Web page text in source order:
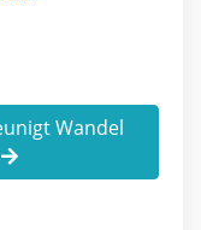
Wandel